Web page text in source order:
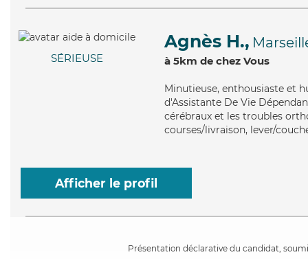
SÉRIEUSE
Agnès H.,
à 5km de chez Vous
Minutieuse, enthousiaste et
d'Assistante De Vie
cérébraux et les troubles
courses/livraison, lever/
Afficher le profil
Présentation déclarative du candidat,